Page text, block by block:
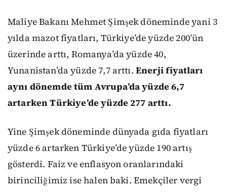
Maliye Bakanı Mehmet Şimşek döneminde yani 3
yılda mazot fiyatları, Türkiye’de yüzde 200’ün
üzerinde arttı, Romanya’da yüzde 40,
Yunanistan’da yüzde 7,7 arttı. Enerji fiyatları
aynı dönemde tüm Avrupa’da yüzde 6,7
artarken Türkiye’de yüzde 277 arttı.
Yine Şimşek döneminde dünyada gıda fiyatları
yüzde 6 artarken Türkiye’de yüzde 190 artış
gösterdi. Faiz ve enflasyon oranlarındaki
birinciliğimiz ise halen baki. Emekçiler vergi